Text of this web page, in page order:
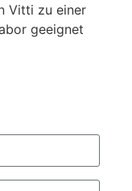
Vitti zu einer
geeignet